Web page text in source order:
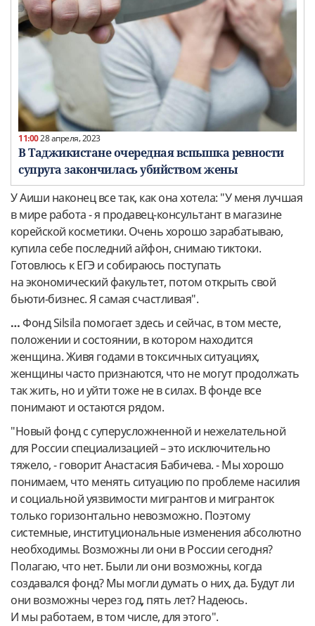
11:0028 апреля, 2023
В Таджикистане очередная вспышка ревности
супруга закончилась убийством жены
У Аиши наконец все так, как она хотела: "У меня лучшая
в мире работа - я продавец-консультант в магазине
корейской косметики. Очень хорошо зарабатываю,
купила себе последний айфон, снимаю тиктоки.
Готовлюсь к ЕГЭ и собираюсь поступать
на экономический факультет, потом открыть свой
бьюти-бизнес. Я самая счастливая".
…Фонд Silsila помогает здесь и сейчас, в том месте,
положении и состоянии, в котором находится
женщина. Живя годами в токсичных ситуациях,
женщины часто признаются, что не могут продолжать
так жить, но и уйти тоже не в силах. В фонде все
понимают и остаются рядом.
"Новый фонд с суперусложненной и нежелательной
для России специализацией – это исключительно
тяжело, - говорит Анастасия Бабичева. - Мы хорошо
понимаем, что менять ситуацию по проблеме насилия
и социальной уязвимости мигрантов и мигранток
только горизонтально невозможно. Поэтому
системные, институциональные изменения абсолютно
необходимы. Возможны ли они в России сегодня?
Полагаю, что нет. Были ли они возможны, когда
создавался фонд? Мы могли думать о них, да. Будут ли
они возможны через год, пять лет? Надеюсь.
И мы работаем, в том числе, для этого".